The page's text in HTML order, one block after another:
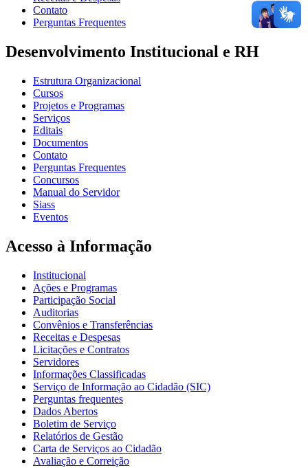
Contato
Perguntas Frequentes
Desenvolvimento Institucional e RH
Estrutura Organizacional
Cursos
Projetos e Programas
Serviços
Editais
Documentos
Contato
Perguntas Frequentes
Concursos
Manual do Servidor
Siass
Eventos
Acesso à Informação
Institucional
Ações e Programas
Participação Social
Auditorias
Convênios e Transferências
Receitas e Despesas
Licitações e Contratos
Servidores
Informações Classificadas
Serviço de Informação ao Cidadão (SIC)
Perguntas frequentes
Dados Abertos
Boletim de Serviço
Relatórios de Gestão
Carta de Serviços ao Cidadão
Avaliação e Correição